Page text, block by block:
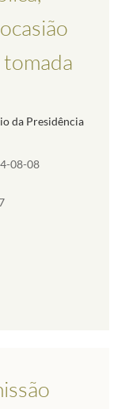
tomada
da Presidência
08-08